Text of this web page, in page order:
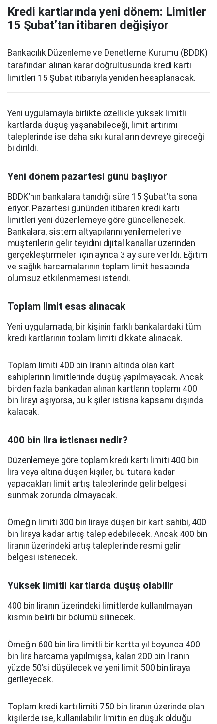
Kredi kartlarında yeni dönem: Limitler
15 Şubat’tan itibaren değişiyor
Bankacılık Düzenleme ve Denetleme Kurumu (BDDK)
tarafından alınan karar doğrultusunda kredi kartı
limitleri 15 Şubat itibarıyla yeniden hesaplanacak.
Yeni uygulamayla birlikte özellikle yüksek limitli
kartlarda düşüş yaşanabileceği, limit artırımı
taleplerinde ise daha sıkı kuralların devreye gireceği
bildirildi.
Yeni dönem pazartesi günü başlıyor
BDDK’nın bankalara tanıdığı süre 15 Şubat’ta sona
eriyor. Pazartesi gününden itibaren kredi kartı
limitleri yeni düzenlemeye göre güncellenecek.
Bankalara, sistem altyapılarını yenilemeleri ve
müşterilerin gelir teyidini dijital kanallar üzerinden
gerçekleştirmeleri için ayrıca 3 ay süre verildi. Eğitim
ve sağlık harcamalarının toplam limit hesabında
olumsuz etkilenmemesi istendi.
Toplam limit esas alınacak
Yeni uygulamada, bir kişinin farklı bankalardaki tüm
kredi kartlarının toplam limiti dikkate alınacak.
Toplam limiti 400 bin liranın altında olan kart
sahiplerinin limitlerinde düşüş yapılmayacak. Ancak
birden fazla bankadan alınan kartların toplamı 400
bin lirayı aşıyorsa, bu kişiler istisna kapsamı dışında
kalacak.
400 bin lira istisnası nedir?
Düzenlemeye göre toplam kredi kartı limiti 400 bin
lira veya altına düşen kişiler, bu tutara kadar
yapacakları limit artış taleplerinde gelir belgesi
sunmak zorunda olmayacak.
Örneğin limiti 300 bin liraya düşen bir kart sahibi, 400
bin liraya kadar artış talep edebilecek. Ancak 400 bin
liranın üzerindeki artış taleplerinde resmi gelir
belgesi istenecek.
Yüksek limitli kartlarda düşüş olabilir
400 bin liranın üzerindeki limitlerde kullanılmayan
kısmın belirli bir bölümü silinecek.
Örneğin 600 bin lira limitli bir kartta yıl boyunca 400
bin lira harcama yapılmışsa, kalan 200 bin liranın
yüzde 50’si düşülecek ve yeni limit 500 bin liraya
gerileyecek.
Toplam kredi kartı limiti 750 bin liranın üzerinde olan
kişilerde ise, kullanılabilir limitin en düşük olduğu